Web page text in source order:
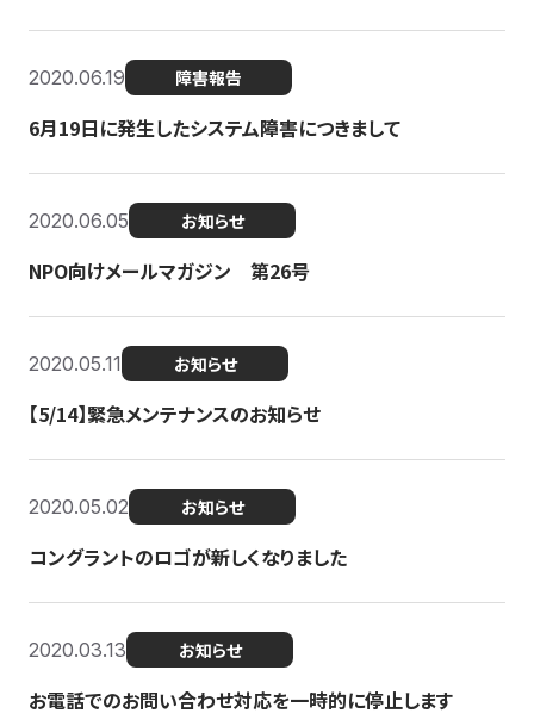
2020.06.19 障害報告
6月19日に発生したシステム障害につきまして
2020.06.05 お知らせ
NPO向けメールマガジン 第26号
2020.05.11 お知らせ
【5/14】緊急メンテナンスのお知らせ
2020.05.02 お知らせ
コングラントのロゴが新しくなりました
2020.03.13 お知らせ
お電話でのお問い合わせ対応を一時的に停止します